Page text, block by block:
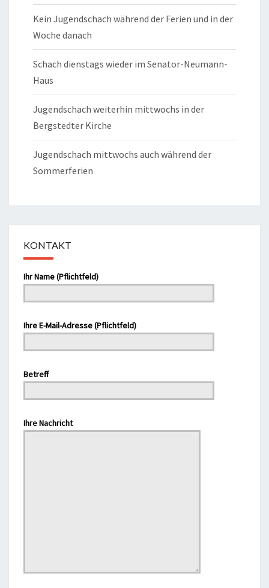
Kein Jugendschach während der Ferien und in der
Woche danach
Schach dienstags wieder im Senator-Neumann-
Haus
Jugendschach weiterhin mittwochs in der
Bergstedter Kirche
Jugendschach mittwochs auch während der
Sommerferien
KONTAKT
Bitte lasse dieses Feld leer.
Ihr Name (Pflichtfeld)
Ihre E-Mail-Adresse (Pflichtfeld)
Bitte lasse dieses Feld leer.
Betreff
Bitte lasse dieses Feld leer.
Ihre Nachricht